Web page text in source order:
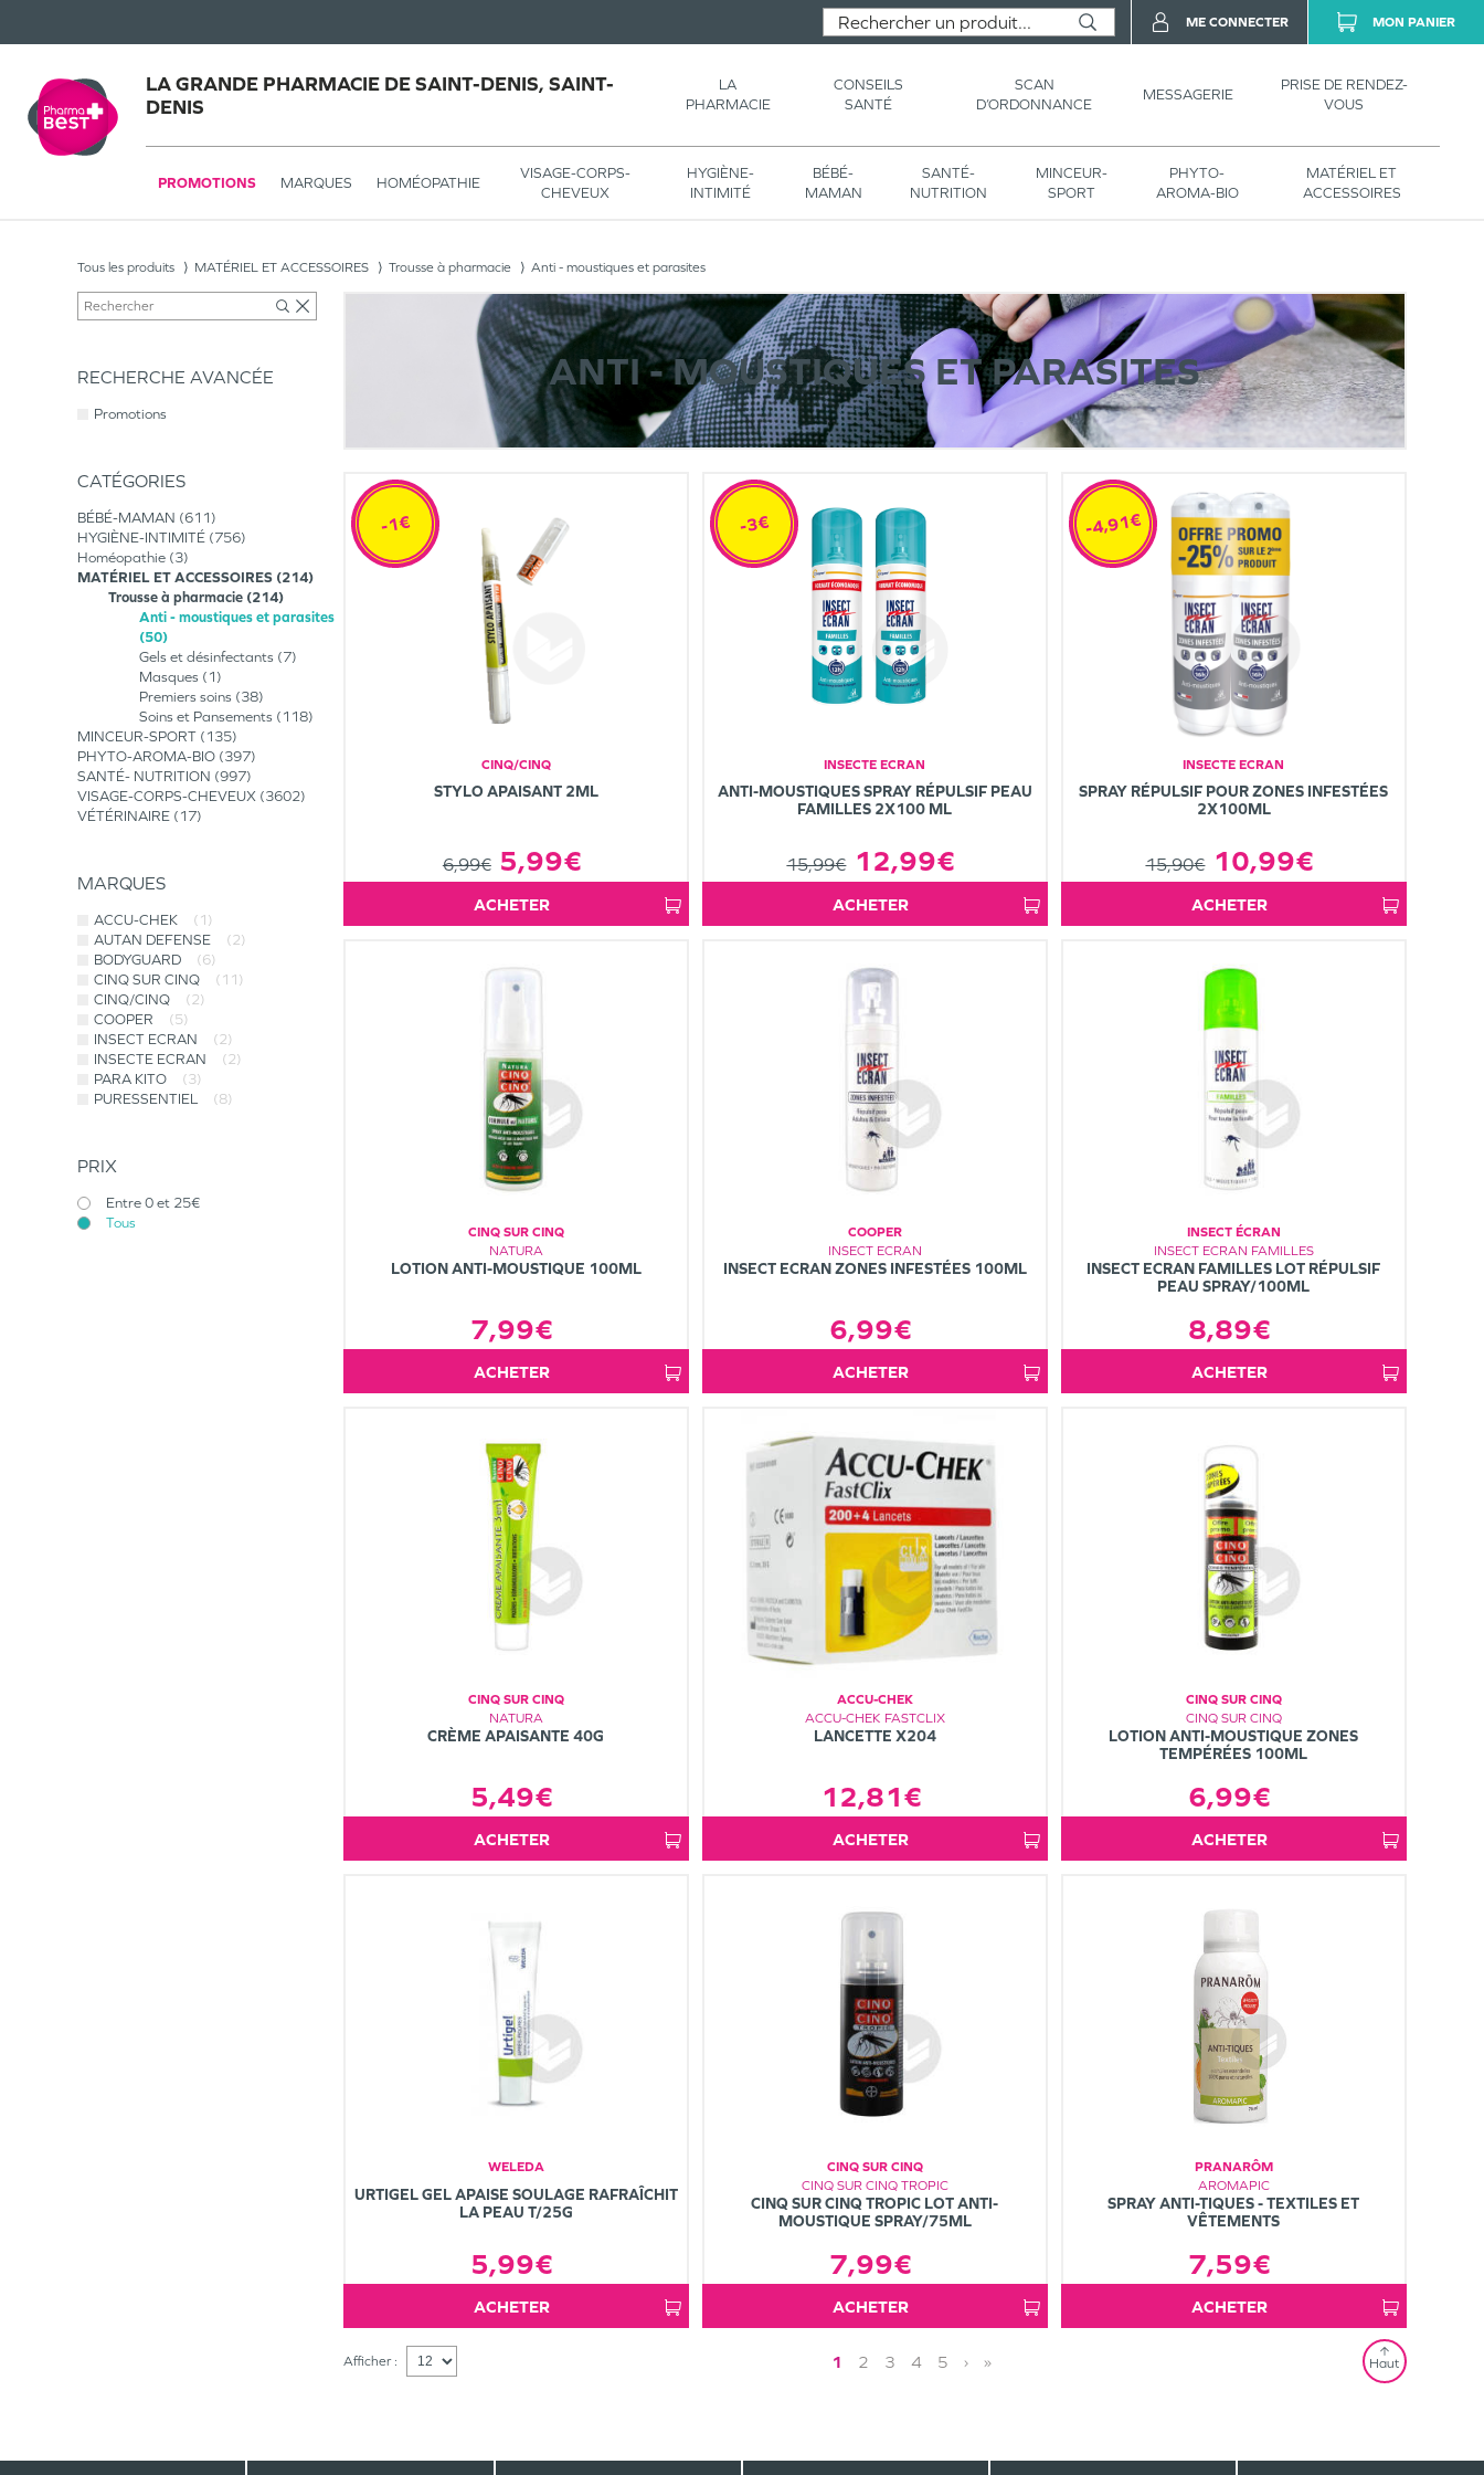
LA GRANDE PHARMACIE DE SAINT-DENIS, SAINT-
DENIS
LA
PHARMACIE
CONSEILS
SANTÉ
SCAN
D’ORDONNANCE
MESSAGERIE
PRISE DE RENDEZ-
VOUS
PROMOTIONS MARQUES HOMÉOPATHIE
VISAGE-CORPS-
CHEVEUX
HYGIÈNE-
INTIMITÉ
BÉBÉ-
MAMAN
SANTÉ-
NUTRITION
MINCEUR-
SPORT
PHYTO-
AROMA-BIO
MATÉRIEL ET
ACCESSOIRES
ME CONNECTER MON PANIER
Tous les produits MATÉRIEL ET ACCESSOIRES Trousse à pharmacie Anti - moustiques et parasites
RECHERCHE AVANCÉE
Promotions
CATÉGORIES
BÉBÉ-MAMAN 611
HYGIÈNE-INTIMITÉ 756
Homéopathie 3
MATÉRIEL ET ACCESSOIRES 214
Trousse à pharmacie 214
Anti - moustiques et parasites
50
Gels et désinfectants
7
Masques
1
Premiers soins
38
Soins et Pansements
118
MINCEUR-SPORT
135
PHYTO-AROMA-BIO 397
SANTÉ- NUTRITION 997
VISAGE-CORPS-CHEVEUX 3602
VÉTÉRINAIRE
17
MARQUES
ACCU-CHEK
(1)
AUTAN DEFENSE
(2)
BODYGUARD
(6)
CINQ SUR CINQ
(11)
CINQ/CINQ
(2)
COOPER
(5)
INSECT ECRAN
(2)
INSECTE ECRAN
(2)
PARA KITO
(3)
PURESSENTIEL
(8)
PRIX
Entre 0 et 25€
Tous
ANTI - MOUSTIQUES ET PARASITES
CINQ/CINQ
STYLO APAISANT 2ML
6,99€ 5,99€
-1€
ACHETER
INSECTE ECRAN
ANTI-MOUSTIQUES SPRAY RÉPULSIF PEAU
FAMILLES 2X100 ML
15,99€ 12,99€
-3€
ACHETER
INSECTE ECRAN
SPRAY RÉPULSIF POUR ZONES INFESTÉES
2X100ML
15,90€ 10,99€
-4,91€
ACHETER
CINQ SUR CINQ
NATURA
LOTION ANTI-MOUSTIQUE 100ML
7,99€
ACHETER
COOPER
INSECT ECRAN
INSECT ECRAN ZONES INFESTÉES 100ML
6,99€
ACHETER
INSECT ÉCRAN
INSECT ECRAN FAMILLES
INSECT ECRAN FAMILLES LOT RÉPULSIF
PEAU SPRAY/100ML
8,89€
ACHETER
CINQ SUR CINQ
NATURA
CRÈME APAISANTE 40G
5,49€
ACHETER
ACCU-CHEK
ACCU-CHEK FASTCLIX
LANCETTE X204
12,81€
ACHETER
CINQ SUR CINQ
CINQ SUR CINQ
LOTION ANTI-MOUSTIQUE ZONES
TEMPÉRÉES 100ML
6,99€
ACHETER
WELEDA
URTIGEL GEL APAISE SOULAGE RAFRAÎCHIT
LA PEAU T/25G
5,99€
ACHETER
CINQ SUR CINQ
CINQ SUR CINQ TROPIC
CINQ SUR CINQ TROPIC LOT ANTI-
MOUSTIQUE SPRAY/75ML
7,99€
ACHETER
PRANARÔM
AROMAPIC
SPRAY ANTI-TIQUES - TEXTILES ET
VÊTEMENTS
7,59€
ACHETER
Afficher : 1 2 3 4 5 › » Haut